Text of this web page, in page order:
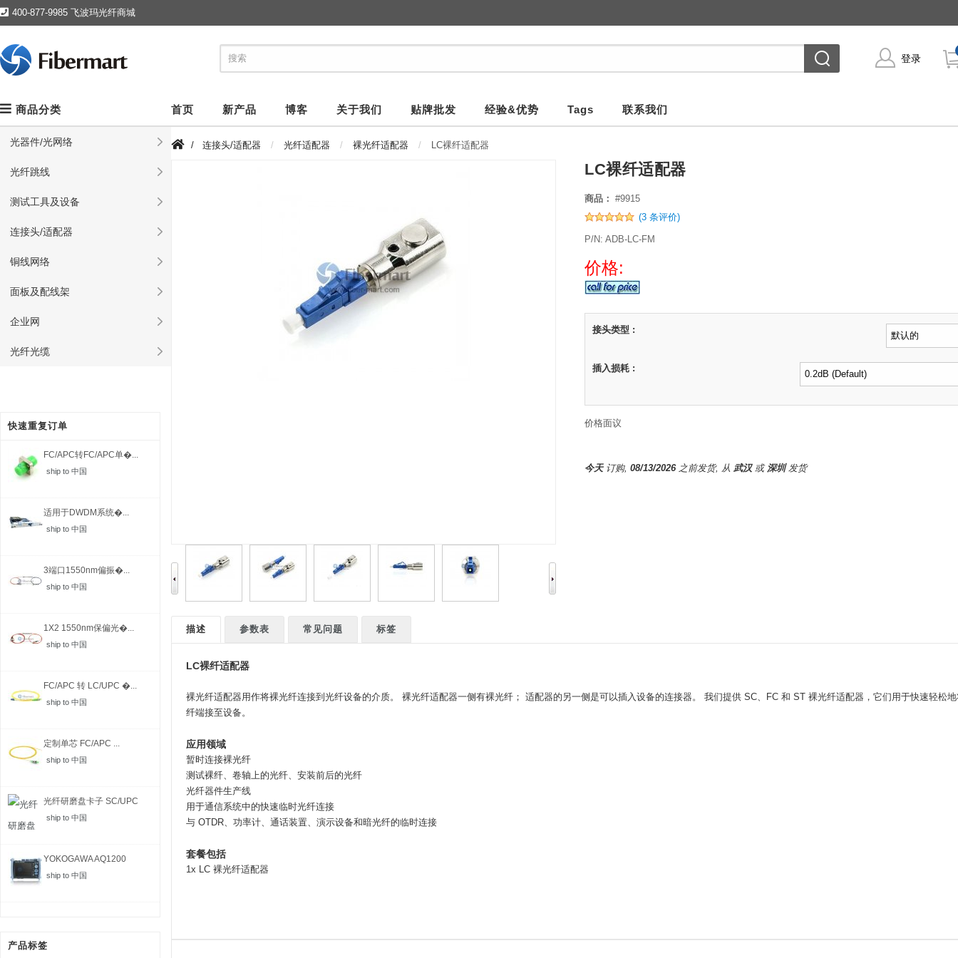
400-877-9985 飞波玛光纤商城
登录
商品分类
光器件/光网络
光纤跳线
测试工具及设备
连接头/适配器
铜线网络
面板及配线架
企业网
光纤光缆
首页 新产品 博客 关于我们 贴牌批发 经验&优势 Tags 联系我们
快速重复订单
FC/APC转FC/APC单�...
ship to 中国
适用于DWDM系统�...
ship to 中国
3端口1550nm偏振�...
ship to 中国
1X2 1550nm保偏光�...
ship to 中国
FC/APC 转 LC/UPC �...
ship to 中国
定制单芯 FC/APC ...
ship to 中国
光纤研磨盘卡子 SC/UPC
ship to 中国
YOKOGAWA AQ1200
MFT-...
ship to 中国
产品标签
/ 连接头/适配器 光纤适配器 裸光纤适配器 LC裸纤适配器
LC裸纤适配器
商品： #9915
(3 条评价)
P/N: ADB-LC-FM
价格:
接头类型 :
插入损耗 :
价格面议
今天订购, 08/13/2026之前发货, 从 武汉或 深圳发货
描述 参数表 常见问题 标签
LC裸纤适配器
裸光纤适配器用作将裸光纤连接到光纤设备的介质。 裸光纤适配器一侧有裸光纤； 适配器的另一侧是可以插入设备的连接器。 我们提供 SC、FC 和 ST 裸光纤适配器，它们用于快速轻松
纤端接至设备。
应用领域
暂时连接裸光纤
测试裸纤、卷轴上的光纤、安装前后的光纤
光纤器件生产线
用于通信系统中的快速临时光纤连接
与 OTDR、功率计、通话装置、演示设备和暗光纤的临时连接
套餐包括
1x LC 裸光纤适配器